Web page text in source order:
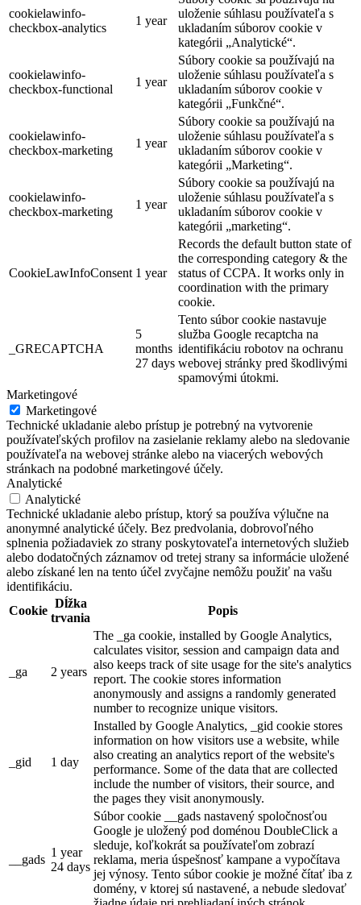
cookielawinfo-
checkbox-analytics
1 year
uloženie súhlasu používateľa s
ukladaním súborov cookie v
kategórii „Analytické“.
cookielawinfo-
checkbox-functional
1 year
Súbory cookie sa používajú na
uloženie súhlasu používateľa s
ukladaním súborov cookie v
kategórii „Funkčné“.
cookielawinfo-
checkbox-marketing
1 year
Súbory cookie sa používajú na
uloženie súhlasu používateľa s
ukladaním súborov cookie v
kategórii „Marketing“.
cookielawinfo-
checkbox-marketing
1 year
Súbory cookie sa používajú na
uloženie súhlasu používateľa s
ukladaním súborov cookie v
kategórii „marketing“.
CookieLawInfoConsent 1 year
Records the default button state of
the corresponding category & the
status of CCPA. It works only in
coordination with the primary
cookie.
_GRECAPTCHA
5
months
27 days
Tento súbor cookie nastavuje
služba Google recaptcha na
identifikáciu robotov na ochranu
webovej stránky pred škodlivými
spamovými útokmi.
Marketingové
Marketingové
Technické ukladanie alebo prístup je potrebný na vytvorenie
používateľských profilov na zasielanie reklamy alebo na sledovanie
používateľa na webovej stránke alebo na viacerých webových
stránkach na podobné marketingové účely.
Analytické
Analytické
Technické ukladanie alebo prístup, ktorý sa používa výlučne na
anonymné analytické účely. Bez predvolania, dobrovoľného
splnenia požiadaviek zo strany poskytovateľa internetových služieb
alebo dodatočných záznamov od tretej strany sa informácie uložené
alebo získané len na tento účel zvyčajne nemôžu použiť na vašu
identifikáciu.
Cookie
Dĺžka
trvania
Popis
_ga 2 years
The _ga cookie, installed by Google Analytics,
calculates visitor, session and campaign data and
also keeps track of site usage for the site's analytics
report. The cookie stores information
anonymously and assigns a randomly generated
number to recognize unique visitors.
_gid 1 day
Installed by Google Analytics, _gid cookie stores
information on how visitors use a website, while
also creating an analytics report of the website's
performance. Some of the data that are collected
include the number of visitors, their source, and
the pages they visit anonymously.
__gads
1 year
24 days
Súbor cookie __gads nastavený spoločnosťou
Google je uložený pod doménou DoubleClick a
sleduje, koľkokrát sa používateľom zobrazí
reklama, meria úspešnosť kampane a vypočítava
jej výnosy. Tento súbor cookie je možné čítať iba z
domény, v ktorej sú nastavené, a nebude sledovať